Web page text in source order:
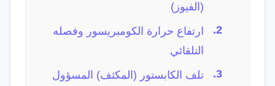
(الفيوز)
ارتفاع حرارة الكومبريسور وفصله
التلقائي
تلف الكابستور (المكثف) المسؤول